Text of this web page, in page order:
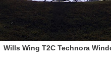
Wills Wing T2C Technora